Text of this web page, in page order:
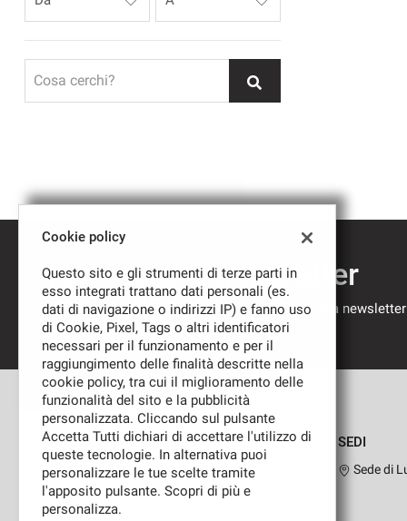
Cosa cerchi?
Iscriviti alla newsletter
Compila il modulo sottostante per iscriverti alla
nostre novità.
SEDI
Sede di
Cookie policy
Questo sito e gli strumenti di terze parti in
esso integrati trattano dati personali (es.
dati di navigazione o indirizzi IP) e fanno uso
di Cookie, Pixel, Tags o altri identificatori
necessari per il funzionamento e per il
raggiungimento delle finalità descritte nella
cookie policy, tra cui il miglioramento delle
funzionalità del sito e la pubblicità
personalizzata. Cliccando sul pulsante
Accetta Tutti dichiari di accettare l'utilizzo di
queste tecnologie. In alternativa puoi
personalizzare le tue scelte tramite
l'apposito pulsante. Scopri di più e
personalizza.
Leggi